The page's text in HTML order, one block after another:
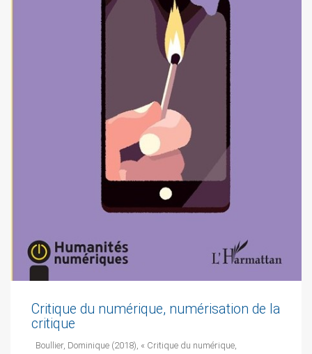
Critique du numérique, numérisation de la
critique
Boullier, Dominique (2018), « Critique du numérique,